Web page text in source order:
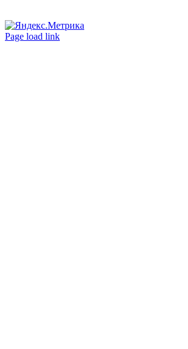
Вконтакте
Одноклассники
Page load link